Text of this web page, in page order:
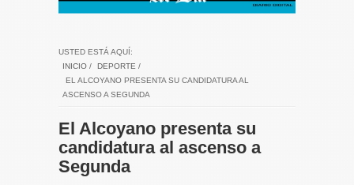
USTED ESTÁ AQUÍ:
INICIO / DEPORTE /
EL ALCOYANO PRESENTA SU CANDIDATURA AL
ASCENSO A SEGUNDA
El Alcoyano presenta su
candidatura al ascenso a
Segunda